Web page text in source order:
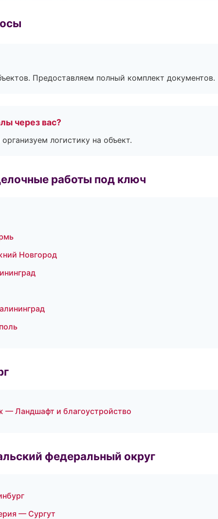
Предоставляем полный комплект документов.
через вас?
логистику на объект.
работы под ключ
Новгород
Ландшафт и благоустройство
федеральный округ
— Сургут